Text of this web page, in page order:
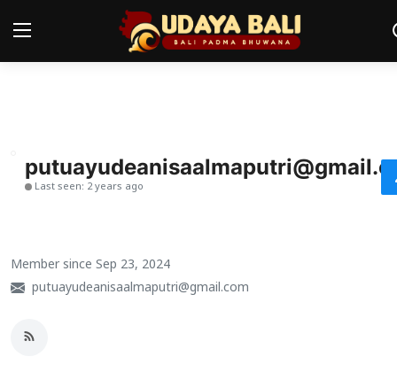
Desa Adat
Kearifan lokal
Seni
Last seen: 2 years ago
Member since Sep 23, 2024
putuayudeanisaalmaputri@gmail.com